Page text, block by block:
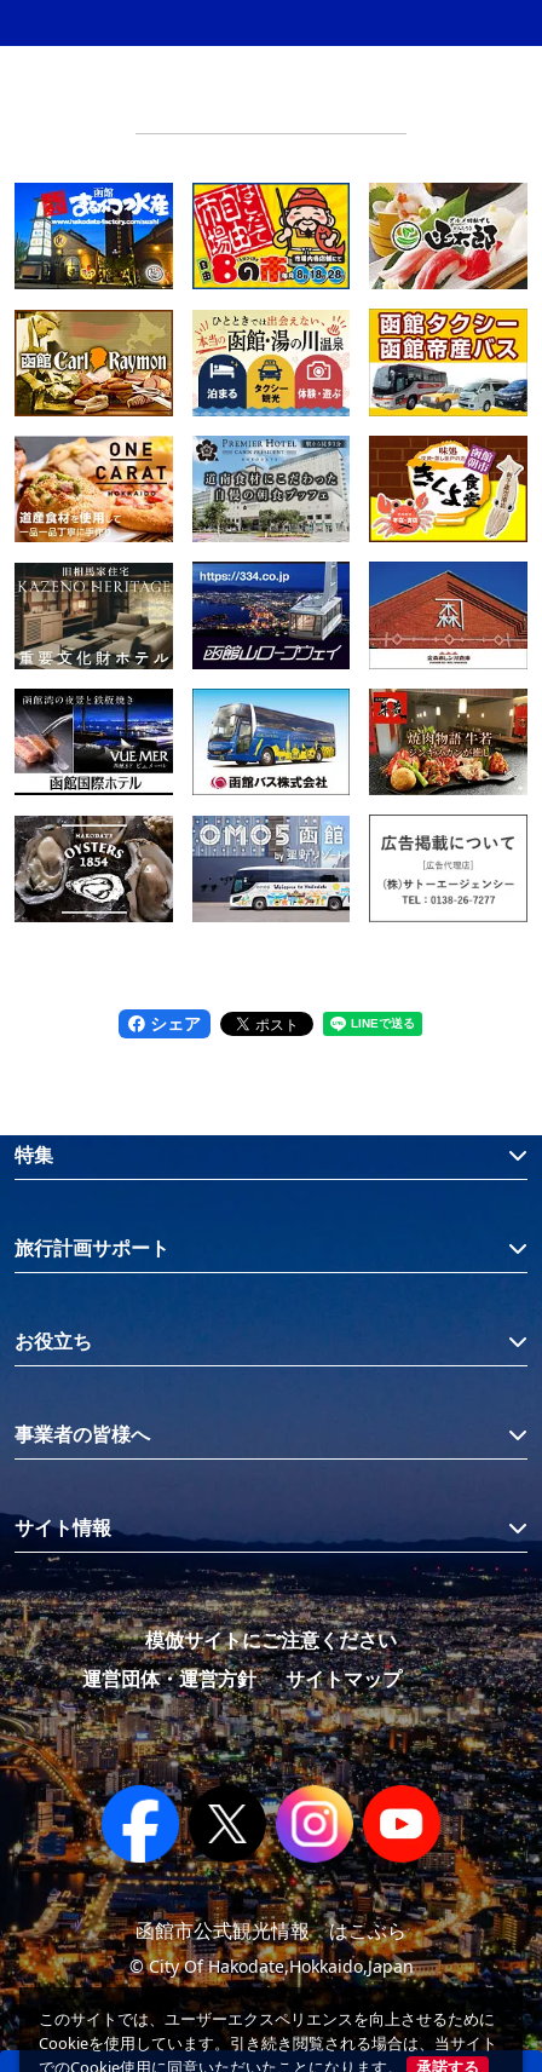
シェア
特集
旅行計画サポート
お役立ち
事業者の皆様へ
サイト情報
模倣サイトにご注意ください
運営団体・運営方針
サイトマップ
函館市公式観光情報 はこぶら
© City Of Hakodate,Hokkaido,Japan
このサイトでは、ユーザーエクスペリエンスを向上させるために
Cookieを使用しています。引き続き閲覧される場合は、当サイト
でのCookie使用に同意いただいたことになります。
承諾する